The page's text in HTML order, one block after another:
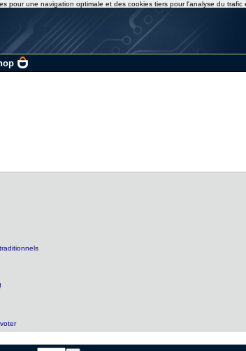
pour une navigation optimale et des cookies tiers pour l'analyse du trafic